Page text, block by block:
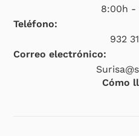
8:00h -
Teléfono:
932
Correo electrónico:
Cómo